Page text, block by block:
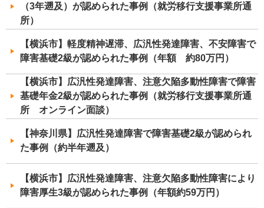
（3年遡及）が認められた事例（就労移行支援事業所通
所）
【横浜市】軽度精神遅滞、広汎性発達障害、不安障害で
障害基礎2級が認められた事例（年額 約80万円）
【横浜市】広汎性発達障害、注意欠陥多動性障害で障害
基礎年金2級が認められた事例（就労移行支援事業所通
所 オンライン面談）
【神奈川県】広汎性発達障害で障害基礎2級が認められ
た事例（約半年遡及）
【横浜市】広汎性発達障害、注意欠陥多動性障害により
障害厚生3級が認められた事例（年額約59万円）